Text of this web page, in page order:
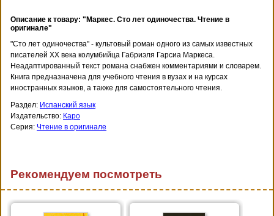
Описание к товару: "Маркес. Сто лет одиночества. Чтение в
оригинале"
"Сто лет одиночества" - культовый роман одного из самых известных
писателей XX века колумбийца Габриэля Гарсиа Маркеса.
Неадаптированный текст романа снабжен комментариями и словарем.
Книга предназначена для учебного чтения в вузах и на курсах
иностранных языков, а также для самостоятельного чтения.
Раздел: Испанский язык
Издательство: Каро
Серия: Чтение в оригинале
Рекомендуем посмотреть